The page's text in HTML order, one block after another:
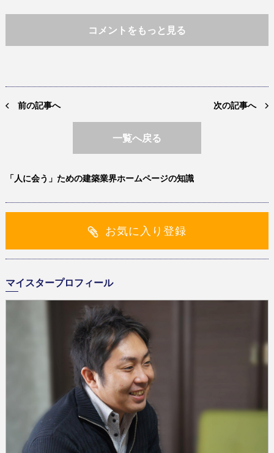
コメントをもっと見る
前の記事へ 次の記事へ
一覧へ戻る
「人に会う」ための建築業界ホームページの知識
お気に入り登録
マイスタープロフィール